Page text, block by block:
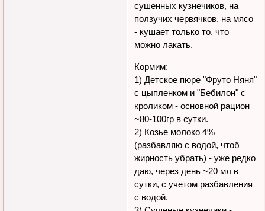
сушенных кузнечиков, на
ползучих червячков, на мясо
- кушает только то, что
можно лакать.
Кормим:
1) Детское пюре "Фруто Няня"
с цыпленком и "Бебилон" с
кроликом - основной рацион
~80-100гр в сутки.
2) Козье молоко 4%
(разбавляю с водой, чтоб
жирность убрать) - уже редко
даю, через день ~20 мл в
сутки, с учетом разбавления
с водой.